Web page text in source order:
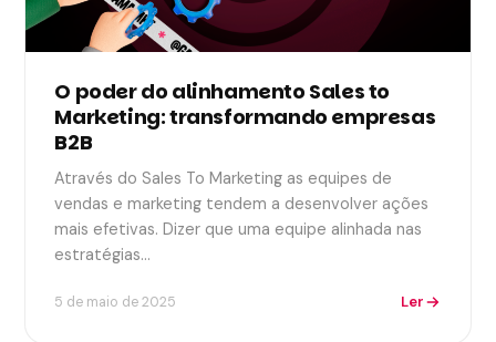
O poder do alinhamento Sales to
Marketing: transformando empresas
B2B
Através do Sales To Marketing as equipes de
vendas e marketing tendem a desenvolver ações
mais efetivas. Dizer que uma equipe alinhada nas
estratégias…
5 de maio de 2025 Ler